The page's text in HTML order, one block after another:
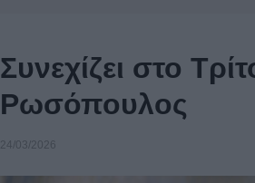
Συνεχίζει στο
Ρωσόπουλος
24/03/2026